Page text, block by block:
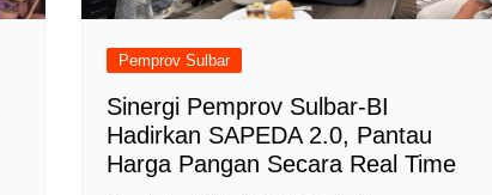
Pemprov Sulbar
Sinergi Pemprov Sulbar-BI
Hadirkan SAPEDA 2.0, Pantau
Harga Pangan Secara Real Time